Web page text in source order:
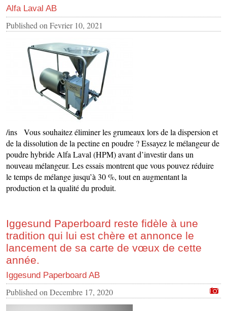
Alfa Laval AB
Published on Fevrier 10, 2021
/ins Vous souhaitez éliminer les grumeaux lors de la dispersion et
de la dissolution de la pectine en poudre ? Essayez le mélangeur de
poudre hybride Alfa Laval (HPM) avant d’investir dans un
nouveau mélangeur. Les essais montrent que vous pouvez réduire
le temps de mélange jusqu’à 30 %, tout en augmentant la
production et la qualité du produit.
Iggesund Paperboard reste fidèle à une
tradition qui lui est chère et annonce le
lancement de sa carte de vœux de cette
année.
Iggesund Paperboard AB
Published on Decembre 17, 2020